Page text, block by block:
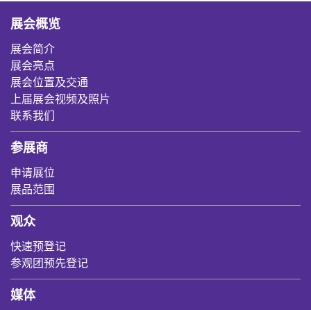
展会概览
展会简介
展会亮点
展会位置及交通
上届展会视频及照片
联系我们
参展商
申请展位
展品范围
观众
快速预登记
参观团预先登记
媒体